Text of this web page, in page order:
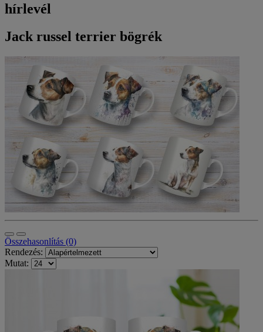
hírlevél
Jack russel terrier bögrék
Összehasonlítás (0)
Rendezés:
Mutat: